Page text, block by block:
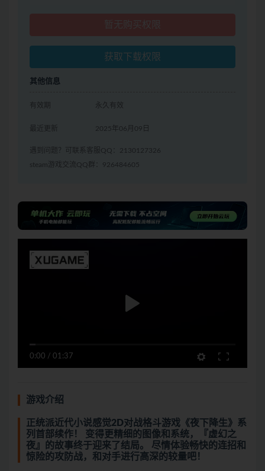
获取下载权限
其他信息
有效期 永久有效
最近更新 2025年06月09日
遇到问题？可联系客服QQ：2130127326
steam游戏交流QQ群：926484605
0:00 / 01:37
游戏介绍
正统派近代小说感觉2D对战格斗游戏《夜下降生》系
列首部续作！ 变得更精细的图像和系统，『虚幻之
夜』的故事终于迎来了结局。 尽情体验畅快的连招和
惊险的攻防战，和对手进行高深的较量吧！